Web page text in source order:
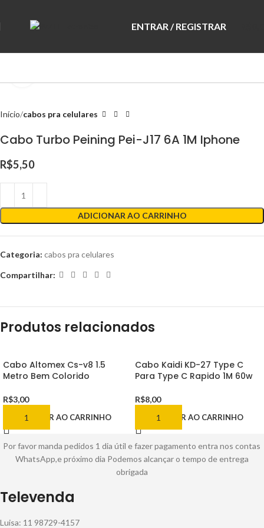
ENTRAR / REGISTRAR
Início cabos pra celulares
Cabo Turbo Peining Pei-J17 6A 1M Iphone
R$5,50
ADICIONAR AO CARRINHO
Categoria: cabos pra celulares
Compartilhar:
Produtos relacionados
Cabo Altomex Cs-v8 1.5
Metro Bem Colorido
R$3,00
ADICIONAR AO CARRINHO
Cabo Kaidi KD-27 Type C
Para Type C Rapido 1M 60w
R$8,00
ADICIONAR AO CARRINHO
Por favor manda pedidos 1 dia útil e fazer pagamento entra nos contas
WhatsApp,e próximo dia Podemos alcançar o tempo de entrega
obrigada
Televenda
Luisa: 11 98729-4157